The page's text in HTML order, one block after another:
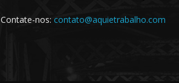
Contate-nos: contato@aquietrabalho.com